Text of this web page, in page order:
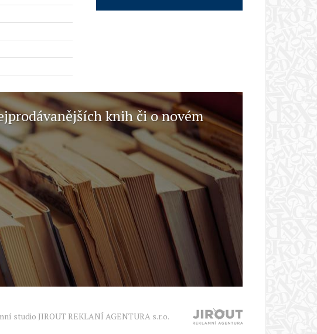
knih či o novém
studio JIROUT REKLANÍ AGENTURA s.r.o.